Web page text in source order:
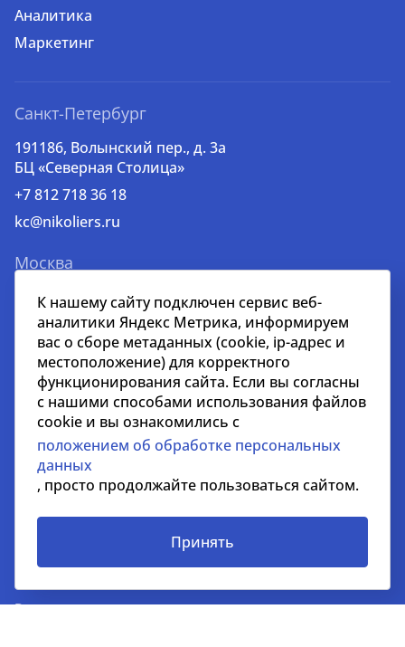
Аналитика
Маркетинг
Санкт-Петербург
191186, Волынский пер., д. 3a
БЦ «Северная Столица»
+7 812 718 36 18
kc@nikoliers.ru
Москва
123112, Пресненская наб., 10.
БЦ «Башня на Набережной», блок С, 52 этаж
+7 495 258 51 51
kc@nikoliers.ru
Дубай
EMAAR Square, Building 6, One Business Centre, Unit
702 Burj Khalifa Community, Downtown, Dubai, UAE
+971 52 356 99 60
lead@nikoliers-global.com
© nikoliers.ru 1994 - 2026
Все права защищены
К нашему сайту подключен сервис веб-
аналитики Яндекс Метрика, информируем
вас о сборе метаданных (cookie, ip-адрес и
местоположение) для корректного
функционирования сайта. Если вы согласны
с нашими способами использования файлов
cookie и вы ознакомились с
положением об обработке персональных
данных
, просто продолжайте пользоваться сайтом.
Принять